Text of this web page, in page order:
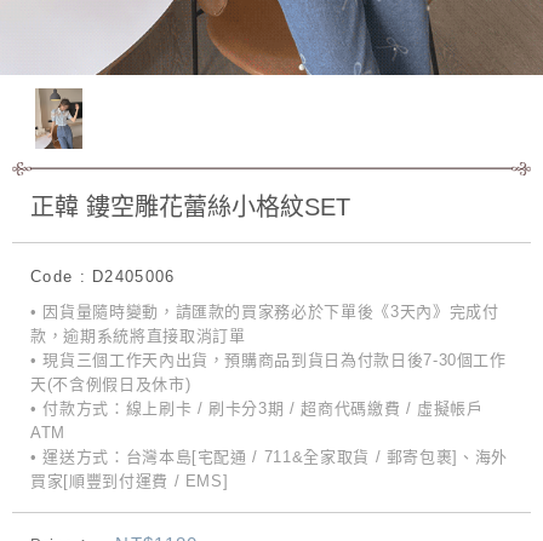
正韓 鏤空雕花蕾絲小格紋SET
Code : D2405006
• 因貨量隨時變動，請匯款的買家務必於下單後《3天內》完成付
款，逾期系統將直接取消訂單
• 現貨三個工作天內出貨，預購商品到貨日為付款日後7-30個工作
天(不含例假日及休市)
• 付款方式：線上刷卡 / 刷卡分3期 / 超商代碼繳費 / 虛擬帳戶
ATM
• 運送方式：台灣本島[宅配通 / 711&全家取貨 / 郵寄包裹]、海外
買家[順豐到付運費 / EMS]